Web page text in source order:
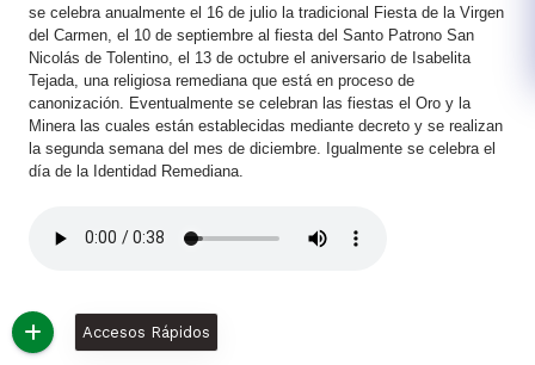
se celebra anualmente el 16 de julio la tradicional Fiesta de la Virgen
del Carmen, el 10 de septiembre al fiesta del Santo Patrono San
Nicolás de Tolentino, el 13 de octubre el aniversario de Isabelita
Tejada, una religiosa remediana que está en proceso de
canonización. Eventualmente se celebran las fiestas el Oro y la
Minera las cuales están establecidas mediante decreto y se realizan
la segunda semana del mes de diciembre. Igualmente se celebra el
día de la Identidad Remediana.
Accesos Rápidos